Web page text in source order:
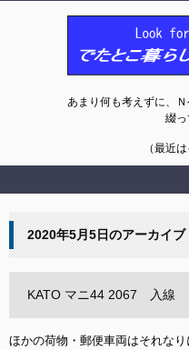
あまり何も考えずに、
綴っ
（最近
2020年5月5日のアーカイブ
KATO マニ44 2067 入線
ほかの荷物・郵便車両はそれな